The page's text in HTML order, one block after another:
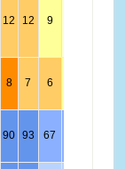
12 12 9
8 7 6
90 93 67